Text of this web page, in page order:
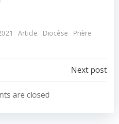
Article Diocèse
Prière
Navigation
de
Next post
are closed